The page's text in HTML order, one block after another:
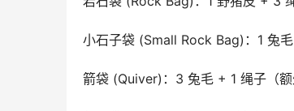
小石子袋 (Small Rock Bag)：1 兔
箭袋 (Quiver)：3 兔毛 + 1 绳子（额